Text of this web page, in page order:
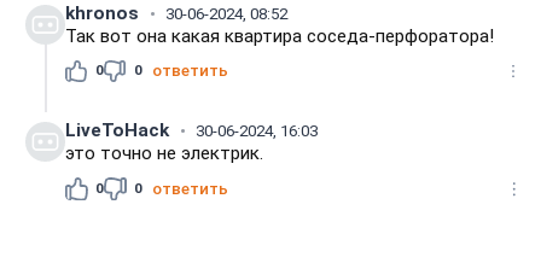
khronos 30-06-2024, 08:52
Так вот она какая квартира соседа-перфоратора!
0 0 ответить
LiveToHack 30-06-2024, 16:03
это точно не электрик.
0 0 ответить